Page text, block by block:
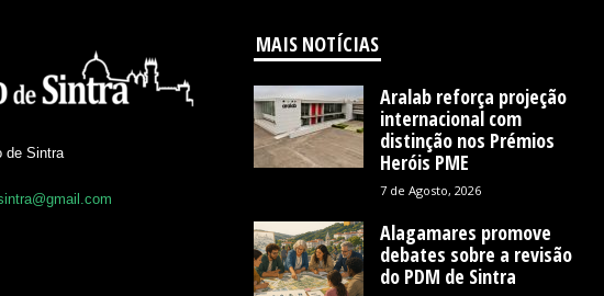
de Sintra
MAIS NOTÍCIAS
Aralab reforça projeção
internacional com
distinção nos Prémios
Heróis PME
7 de Agosto, 2026
Alagamares promove
debates sobre a revisão
do PDM de Sintra